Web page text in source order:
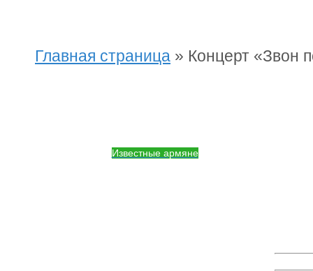
Главная страница » Концерт «Звон
Известные армяне